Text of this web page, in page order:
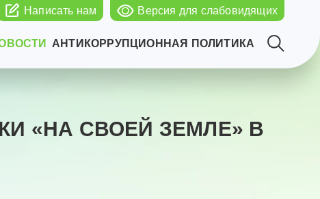
Написать нам Версия для слабовидящих
АНТИКОРРУПЦИОННАЯ ПОЛИТИКА
«НА СВОЕЙ ЗЕМЛЕ» В